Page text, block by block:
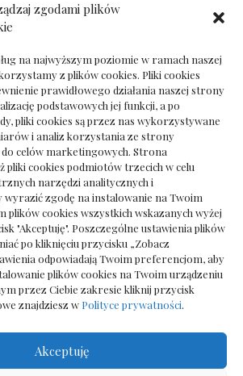
zgodami plików
na najwyższym poziomie w ramach naszej
z plików cookies. Pliki cookies
prawidłowego działania naszej strony
podstawowych jej funkcji, a po
pliki cookies są przez nas wykorzystywane
i analiz korzystania ze strony
celów marketingowych. Strona
cookies podmiotów trzecich w celu
narzędzi analitycznych i
wyrazić zgodę na instalowanie na Twoim
plików cookies wszystkich wskazanych wyżej
"Akceptuję". Poszczególne ustawienia plików
po kliknięciu przycisku „Zobacz
odpowiadają Twoim preferencjom, aby
plików cookies na Twoim urządzeniu
przez Ciebie zakresie kliknij przycisk
znajdziesz w Polityce prywatności.
Akceptuję
do odbioru przy zmianie biura
podłogowa do salonu: jak wybrać bez